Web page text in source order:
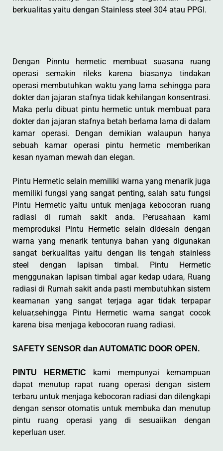
berkualitas yaitu dengan Stainless steel 304 atau PPGI.
Dengan Pinntu hermetic membuat suasana ruang
operasi semakin rileks karena biasanya tindakan
operasi membutuhkan waktu yang lama sehingga para
dokter dan jajaran stafnya tidak kehilangan konsentrasi.
Maka perlu dibuat pintu hermetic untuk membuat para
dokter dan jajaran stafnya betah berlama lama di dalam
kamar operasi. Dengan demikian walaupun hanya
sebuah kamar operasi pintu hermetic memberikan
kesan nyaman mewah dan elegan.
Pintu Hermetic selain memiliki warna yang menarik juga
memiliki fungsi yang sangat penting, salah satu fungsi
Pintu Hermetic yaitu untuk menjaga kebocoran ruang
radiasi di rumah sakit anda. Perusahaan kami
memproduksi Pintu Hermetic selain didesain dengan
warna yang menarik tentunya bahan yang digunakan
sangat berkualitas yaitu dengan lis tengah stainless
steel dengan lapisan timbal. Pintu Hermetic
menggunakan lapisan timbal agar kedap udara, Ruang
radiasi di Rumah sakit anda pasti membutuhkan sistem
keamanan yang sangat terjaga agar tidak terpapar
keluar,sehingga Pintu Hermetic warna sangat cocok
karena bisa menjaga kebocoran ruang radiasi.
SAFETY SENSOR dan AUTOMATIC DOOR OPEN.
PINTU HERMETIC
kami mempunyai kemampuan
dapat menutup rapat ruang operasi dengan sistem
terbaru untuk menjaga kebocoran radiasi dan dilengkapi
dengan sensor otomatis untuk membuka dan menutup
pintu ruang operasi yang di sesuaiikan dengan
keperluan user.